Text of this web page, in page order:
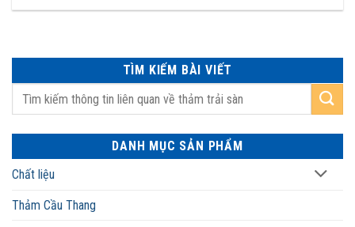
TÌM KIẾM BÀI VIẾT
DANH MỤC SẢN PHẨM
Chất liệu
Thảm Cầu Thang